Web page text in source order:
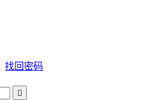
找回密码
